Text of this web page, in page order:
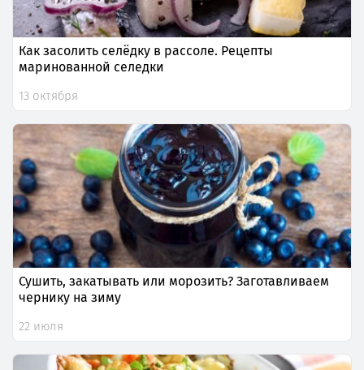
Как засолить селёдку в рассоле. Рецепты
маринованной селедки
13 октября
Сушить, закатывать или морозить? Заготавливаем
чернику на зиму
22 июля